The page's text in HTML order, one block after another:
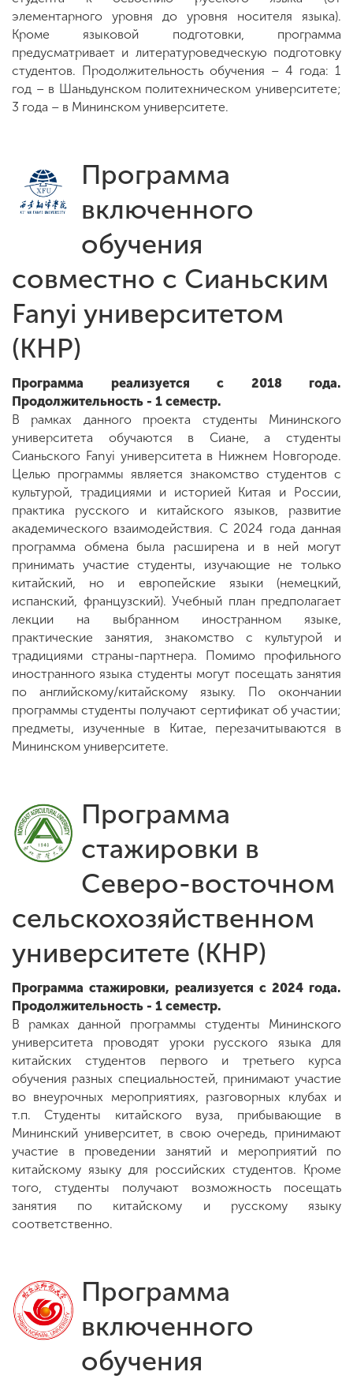
элементарного уровня до уровня носителя языка).
Кроме языковой подготовки, программа
предусматривает и литературоведческую подготовку
студентов. Продолжительность обучения – 4 года: 1
год – в Шаньдунском политехническом университете;
3 года – в Мининском университете.
Программа
включенного
обучения
совместно с Сианьским
Fanyi университетом
(КНР)
Программа реализуется с 2018 года.
Продолжительность - 1 семестр.
В рамках данного проекта студенты Мининского
университета обучаются в Сиане, а студенты
Сианьского Fanyi университета в Нижнем Новгороде.
Целью программы является знакомство студентов с
культурой, традициями и историей Китая и России,
практика русского и китайского языков, развитие
академического взаимодействия. С 2024 года данная
программа обмена была расширена и в ней могут
принимать участие студенты, изучающие не только
китайский, но и европейские языки (немецкий,
испанский, французский). Учебный план предполагает
лекции на выбранном иностранном языке,
практические занятия, знакомство с культурой и
традициями страны-партнера. Помимо профильного
иностранного языка студенты могут посещать занятия
по английскому/китайскому языку. По окончании
программы студенты получают сертификат об участии;
предметы, изученные в Китае, перезачитываются в
Мининском университете.
Программа
стажировки в
Северо-восточном
сельскохозяйственном
университете (КНР)
Программа стажировки, реализуется с 2024 года.
Продолжительность - 1 семестр.
В рамках данной программы студенты Мининского
университета проводят уроки русского языка для
китайских студентов первого и третьего курса
обучения разных специальностей, принимают участие
во внеурочных мероприятиях, разговорных клубах и
т.п. Студенты китайского вуза, прибывающие в
Мининский университет, в свою очередь, принимают
участие в проведении занятий и мероприятий по
китайскому языку для российских студентов. Кроме
того, студенты получают возможность посещать
занятия по китайскому и русскому языку
соответственно.
Программа
включенного
обучения